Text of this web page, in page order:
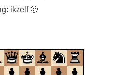
ikzelf 🙂